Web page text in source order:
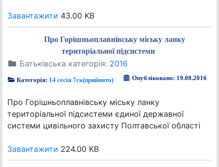
Завантажити 43.00 KB
Про Горішньоплавнівську міську ланку
територіальної підсистеми
Батьківська категорія: 2016
Категорія: 14 сесія 7ск(прийнято) Опубліковано: 19.08.2016
Про Горішньоплавнівську міську ланку
територіальної підсистеми єдиної державної
системи цивільного захисту Полтавської області
Завантажити 224.00 KB